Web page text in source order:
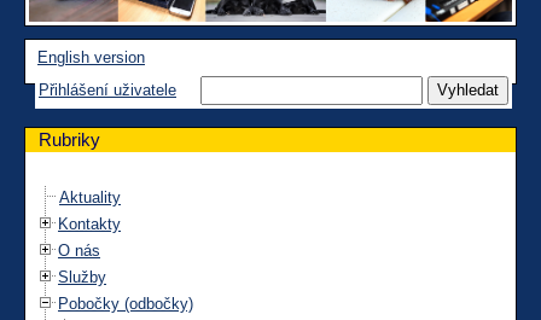
English version
Přihlášení uživatele
Rubriky
Aktuality
Kontakty
O nás
Služby
Pobočky (odbočky)